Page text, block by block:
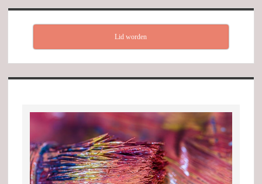
Lid worden